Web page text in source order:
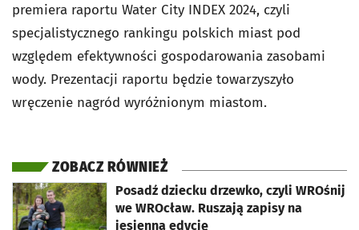
premiera raportu Water City INDEX 2024, czyli
specjalistycznego rankingu polskich miast pod
względem efektywności gospodarowania zasobami
wody. Prezentacji raportu będzie towarzyszyło
wręczenie nagród wyróżnionym miastom.
ZOBACZ RÓWNIEŻ
Posadź dziecku drzewko, czyli WROśnij
we WROcław. Ruszają zapisy na
jesienną edycję
otworzy się w nowej karcie